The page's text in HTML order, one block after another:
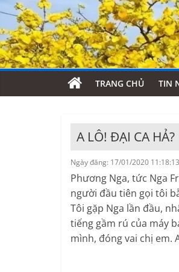
TRANG CHỦ TIN
A LÔ! ĐẠI CA HẢ?
Ngày đăng: 17/01/2020
Phương Nga, tức Nga
người đầu tiên gọi tôi
Tôi gặp Nga lần đầu,
tiếng gầm rú của máy
mình, đóng vai chị em.